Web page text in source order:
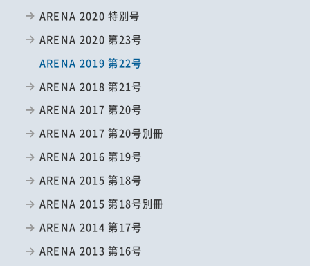
ARENA 2020 特別号
ARENA 2020 第23号
ARENA 2019 第22号
ARENA 2018 第21号
ARENA 2017 第20号
ARENA 2017 第20号別冊
ARENA 2016 第19号
ARENA 2015 第18号
ARENA 2015 第18号別冊
ARENA 2014 第17号
ARENA 2013 第16号